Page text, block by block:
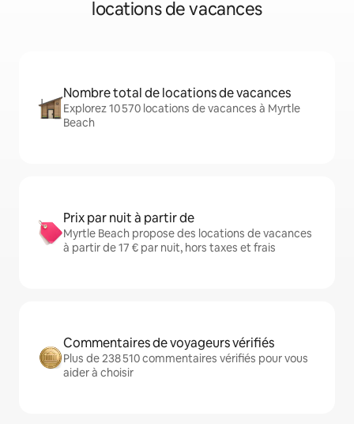
locations de vacances
Nombre total de locations de vacances
Explorez 10 570 locations de vacances à Myrtle
Beach
Prix par nuit à partir de
Myrtle Beach propose des locations de vacances
à partir de 17 € par nuit, hors taxes et frais
Commentaires de voyageurs vérifiés
Plus de 238 510 commentaires vérifiés pour vous
aider à choisir